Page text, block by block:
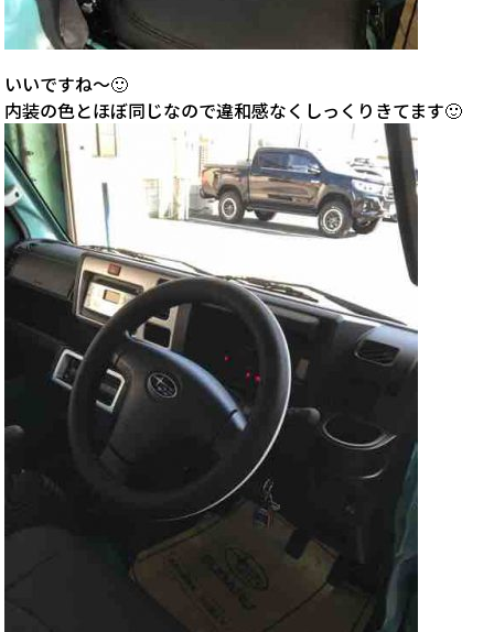
いいですね〜🙂
内装の色とほぼ同じなので違和感なくしっくりきてます🙂